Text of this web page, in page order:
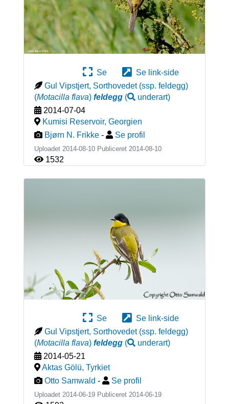
Se
Se link-side
Gul Vipstjert, Sorthovedet (ssp. feldegg)
(Motacilla flava) feldegg( underart)
2014-07-04
Kumisi Reservoir, Georgien
Bjørn N. Frikke - Se profil
Uploadet 2014-08-10 Publiceret 2014-08-10
1532
Se
Se link-side
Gul Vipstjert, Sorthovedet (ssp. feldegg)
(Motacilla flava) feldegg( underart)
2014-05-21
Aktas Gölü, Tyrkiet
Otto Samwald - Se profil
Uploadet 2014-06-19 Publiceret 2014-06-19